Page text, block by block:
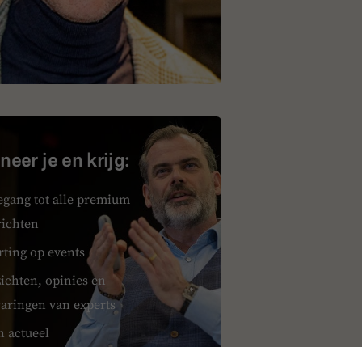
je en krijg:
tot alle premium
op events
opinies en
van experts
actueel